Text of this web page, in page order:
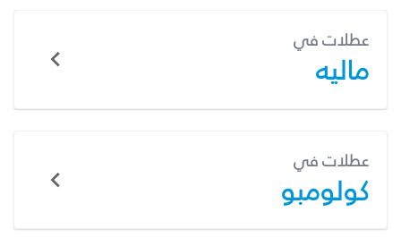
عطلات في
ماليه
عطلات في
كولومبو